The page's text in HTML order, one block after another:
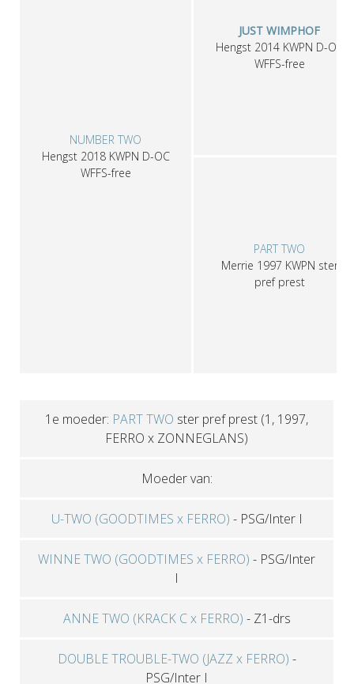
NUMBER TWO
Hengst 2018 KWPN D-OC
WFFS-free
JUST WIMPHOF
Hengst 2014 KWPN D-OC
WFFS-free
PART TWO
Merrie 1997 KWPN ster
pref prest
1e moeder: PART TWO ster pref prest (1, 1997,
FERRO x ZONNEGLANS)
Moeder van:
U-TWO (GOODTIMES x FERRO) - PSG/Inter I
WINNE TWO (GOODTIMES x FERRO) - PSG/Inter
I
ANNE TWO (KRACK C x FERRO) - Z1-drs
DOUBLE TROUBLE-TWO (JAZZ x FERRO) -
PSG/Inter I